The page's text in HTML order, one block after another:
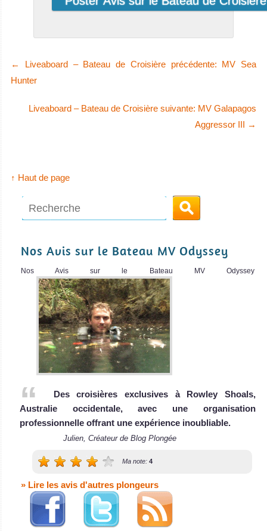
plus incroyable au monde ! C'est un endroit populaire pour
la Grande Barrière de Corail, la plongée en cage avec les
Australie Avis sur la plongée
Scubapro I
←
Liveaboard – Bateau de Croisière précédente: MV Sea
Hunter
Liveaboard – Bateau de Croisière suivante: MV Galapagos
Aggressor III →
↑ Haut de page
Nos Avis sur le Bateau MV Odyssey
Nos Avis sur le Bateau MV Odyssey
Des croisières exclusives à Rowley Shoals,
Australie occidentale, avec une organisation
professionnelle offrant une expérience inoubliable.
Julien, Créateur de Blog Plongée
Ma note: 4
» Lire les avis d'autres plongeurs